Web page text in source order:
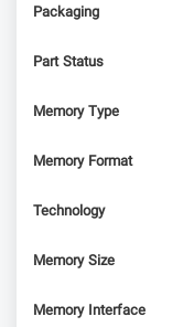
Packaging
Part Status
Memory Type
Memory Format
Technology
Memory Size
Memory Interface